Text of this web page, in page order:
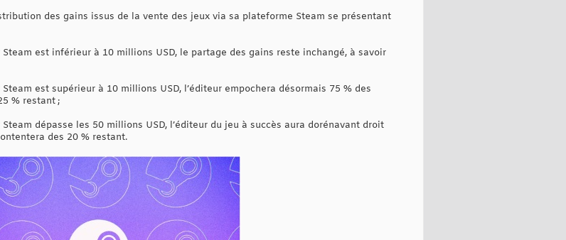
des gains issus de la vente des jeux via sa plateforme Steam se présentant
est inférieur à 10 millions USD, le partage des gains reste inchangé, à savoir
est supérieur à 10 millions USD, l’éditeur empochera désormais 75 % des
% restant ;
dépasse les 50 millions USD, l’éditeur du jeu à succès aura dorénavant droit
des 20 % restant.